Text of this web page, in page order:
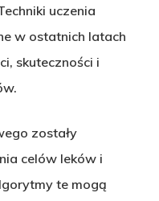
uczenia
w ostatnich latach
skuteczności i
zostały
celów leków i
te mogą